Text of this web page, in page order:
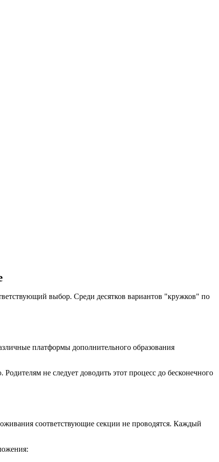
выбор. Среди десятков вариантов "кружков" по
платформы дополнительного образования
не следует доводить этот процесс до бесконечного
соответствующие секции не проводятся. Каждый